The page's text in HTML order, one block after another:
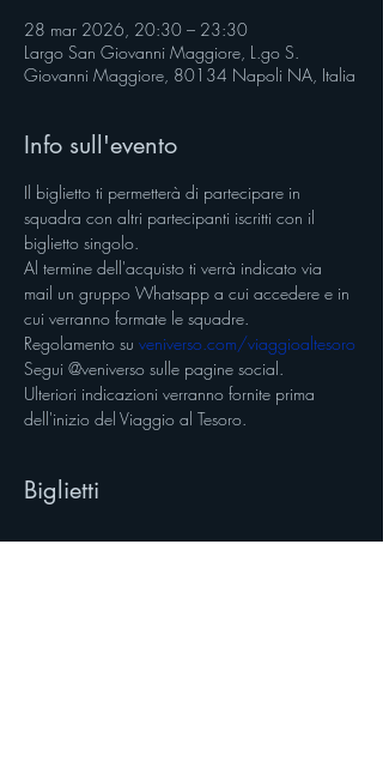
28 mar 2026, 20:30 – 23:30
Largo San Giovanni Maggiore, L.go S.
Giovanni Maggiore, 80134 Napoli NA, Italia
Info sull'evento
Il biglietto ti permetterà di partecipare in
squadra con altri partecipanti iscritti con il
biglietto singolo.
Al termine dell'acquisto ti verrà indicato via
mail un gruppo Whatsapp a cui accedere e in
cui verranno formate le squadre.
Regolamento su veniverso.com/viaggioaltesoro
Segui @veniverso sulle pagine social.
Ulteriori indicazioni verranno fornite prima
dell'inizio del Viaggio al Tesoro.
Biglietti